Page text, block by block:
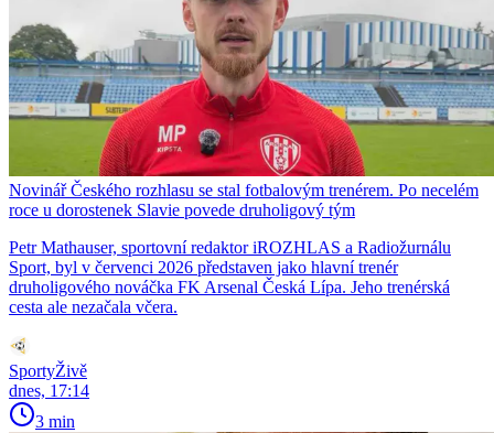
Novinář Českého rozhlasu se stal fotbalovým trenérem. Po necelém
roce u dorostenek Slavie povede druholigový tým
Petr Mathauser, sportovní redaktor iROZHLAS a Radiožurnálu
Sport, byl v červenci 2026 představen jako hlavní trenér
druholigového nováčka FK Arsenal Česká Lípa. Jeho trenérská
cesta ale nezačala včera.
SportyŽivě
dnes, 17:14
3 min